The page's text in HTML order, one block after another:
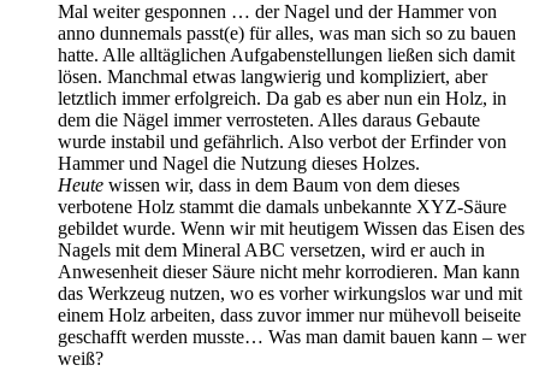
Mal weiter gesponnen … der Nagel und der Hammer von
anno dunnemals passt(e) für alles, was man sich so zu bauen
hatte. Alle alltäglichen Aufgabenstellungen ließen sich damit
lösen. Manchmal etwas langwierig und kompliziert, aber
letztlich immer erfolgreich. Da gab es aber nun ein Holz, in
dem die Nägel immer verrosteten. Alles daraus Gebaute
wurde instabil und gefährlich. Also verbot der Erfinder von
Hammer und Nagel die Nutzung dieses Holzes.
Heute wissen wir, dass in dem Baum von dem dieses
verbotene Holz stammt die damals unbekannte XYZ-Säure
gebildet wurde. Wenn wir mit heutigem Wissen das Eisen des
Nagels mit dem Mineral ABC versetzen, wird er auch in
Anwesenheit dieser Säure nicht mehr korrodieren. Man kann
das Werkzeug nutzen, wo es vorher wirkungslos war und mit
einem Holz arbeiten, dass zuvor immer nur mühevoll beiseite
geschafft werden musste… Was man damit bauen kann – wer
weiß?